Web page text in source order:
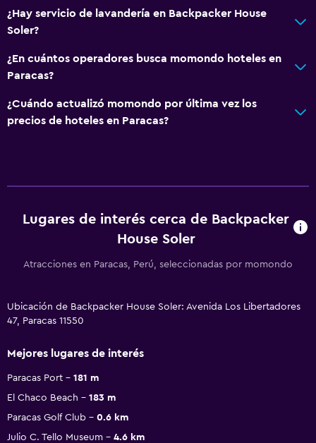
¿Hay servicio de lavandería en Backpacker House
Soler?
¿En cuántos operadores busca momondo hoteles en
Paracas?
¿Cuándo actualizó momondo por última vez los
precios de hoteles en Paracas?
Lugares de interés cerca de Backpacker
House Soler
Atracciones en Paracas, Perú, seleccionadas por momondo
Ubicación de Backpacker House Soler: Avenida Los Libertadores
47, Paracas 11550
Mejores lugares de interés
Paracas Port
181 m
El Chaco Beach
183 m
Paracas Golf Club
0.6 km
Julio C. Tello Museum
4.6 km